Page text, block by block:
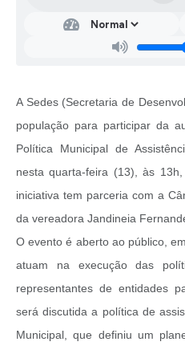
A Sedes (Secretaria de
população para participar da
Política Municipal de
nesta quarta-feira (13), às
iniciativa tem parceria com a
da vereadora Jandineia
O evento é aberto ao público,
atuam na execução das
representantes de entidades
será discutida a política de
Municipal, que definiu um